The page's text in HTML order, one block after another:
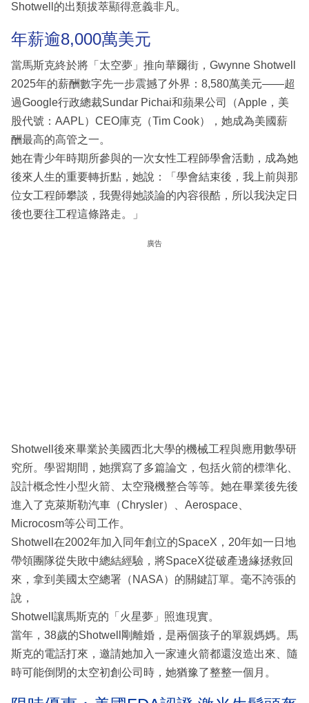
Shotwell的出類拔萃顯得意義非凡。
年薪逾8,000萬美元
當馬斯克終於將「太空夢」推向華爾街，Gwynne Shotwell
2025年的薪酬數字先一步震撼了外界：8,580萬美元——超
過Google行政總裁Sundar Pichai和蘋果公司（Apple，美
股代號：AAPL）CEO庫克（Tim Cook），她成為美國薪
酬最高的高管之一。
她在青少年時期所參與的一次女性工程師學會活動，成為她
後來人生的重要轉折點，她說：「學會結束後，我上前與那
位女工程師攀談，我覺得她談論的內容很酷，所以我決定日
後也要往工程這條路走。」
廣告
Shotwell後來畢業於美國西北大學的機械工程與應用數學研
究所。學習期間，她撰寫了多篇論文，包括火箭的標準化、
設計概念性小型火箭、太空飛機整合等等。她在畢業後先後
進入了克萊斯勒汽車（Chrysler）、Aerospace、
Microcosm等公司工作。
Shotwell在2002年加入同年創立的SpaceX，20年如一日地
帶領團隊從失敗中總結經驗，將SpaceX從破產邊緣拯救回
來，拿到美國太空總署（NASA）的關鍵訂單。毫不誇張的
說，
Shotwell讓馬斯克的「火星夢」照進現實。
當年，38歲的Shotwell剛離婚，是兩個孩子的單親媽媽。馬
斯克的電話打來，邀請她加入一家連火箭都還沒造出來、隨
時可能倒閉的太空初創公司時，她猶豫了整整一個月。